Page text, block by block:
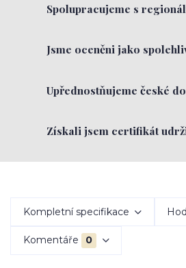
Spolupracujeme s
Jsme oceněni jako
Upřednostňujeme české
Získali jsem certifikát
Kompletní specifikace
Komentáře 0